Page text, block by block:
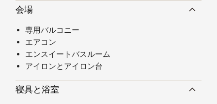
会場
専用バルコニー
エアコン
エンスイートバスルーム
アイロンとアイロン台
寝具と浴室